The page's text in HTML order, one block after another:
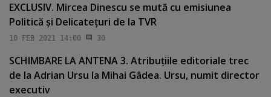
EXCLUSIV. Mircea Dinescu se mută cu emisiunea
Politică şi Delicateţuri de la TVR
10 FEB 2021 14:00 30
SCHIMBARE LA ANTENA 3. Atribuţiile editoriale trec
de la Adrian Ursu la Mihai Gâdea. Ursu, numit director
executiv